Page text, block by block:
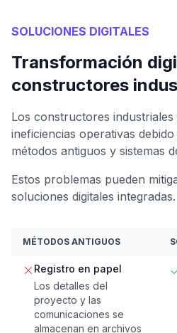
SOLUCIONES DIGITALES
Transformación
constructores
Los constructores
ineficiencias operativas
métodos antiguos y sistemas
Estos problemas pueden
soluciones digitales integradas.
MÉTODOS ANTIGUOS
Registro en papel
Los detalles del
proyecto y las
comunicaciones se
almacenan en archivos